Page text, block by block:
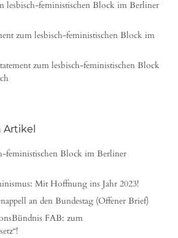
lesbisch-feministischen Block im Berliner
zum lesbisch-feministischen Block im
zum lesbisch-feministischen Block
feministischen Block im Berliner
Mit Hoffnung ins Jahr 2023!
an den Bundestag (Offener Brief)
FAB: zum